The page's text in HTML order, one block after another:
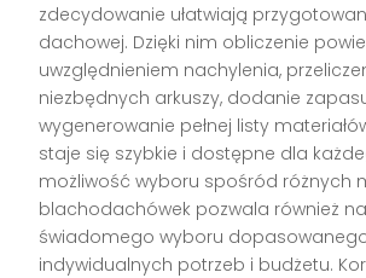
zdecydowanie ułatwiają
dachowej. Dzięki nim obliczenie
uwzględnieniem nachylenia,
niezbędnych arkuszy, dodanie
wygenerowanie pełnej listy
staje się szybkie i dostępne dla
możliwość wyboru spośród różnych
blachodachówek pozwala również
świadomego wyboru
indywidualnych potrzeb i budżetu.